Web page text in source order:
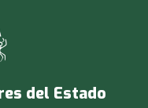
del Estado